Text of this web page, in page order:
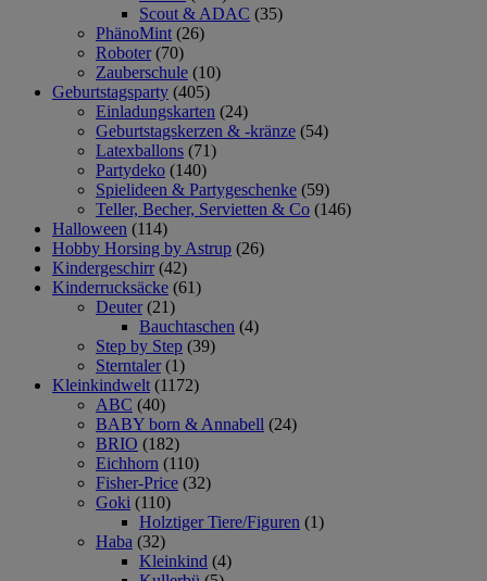
Scout & ADAC (35)
PhänoMint (26)
Roboter (70)
Zauberschule (10)
Geburtstagsparty (405)
Einladungskarten (24)
Geburtstagskerzen & -kränze (54)
Latexballons (71)
Partydeko (140)
Spielideen & Partygeschenke (59)
Teller, Becher, Servietten & Co (146)
Halloween (114)
Hobby Horsing by Astrup (26)
Kindergeschirr (42)
Kinderrucksäcke (61)
Deuter (21)
Bauchtaschen (4)
Step by Step (39)
Sterntaler (1)
Kleinkindwelt (1172)
ABC (40)
BABY born & Annabell (24)
BRIO (182)
Eichhorn (110)
Fisher-Price (32)
Goki (110)
Holztiger Tiere/Figuren (1)
Haba (32)
Kleinkind (4)